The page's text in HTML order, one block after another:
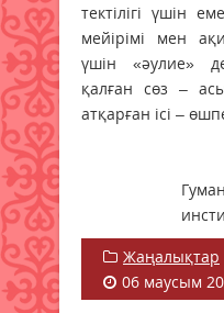
тектілігі үшін
мейірімі мен
үшін «әулие»
қалған сөз –
атқарған ісі –
Жаңалықтар
06 маусым